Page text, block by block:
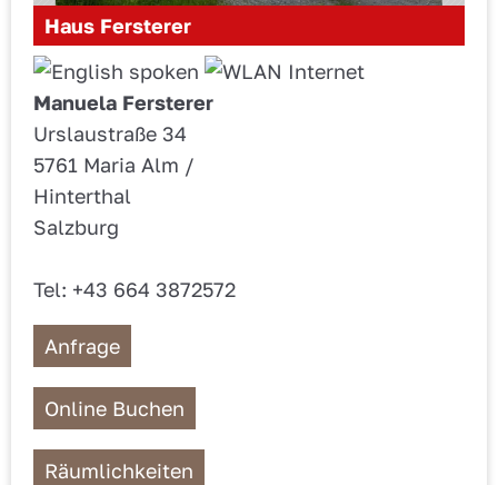
Haus Fersterer
Manuela Fersterer
Urslaustraße 34
5761 Maria Alm /
Hinterthal
Salzburg
Tel: +43 664 3872572
Anfrage
Online Buchen
Räumlichkeiten